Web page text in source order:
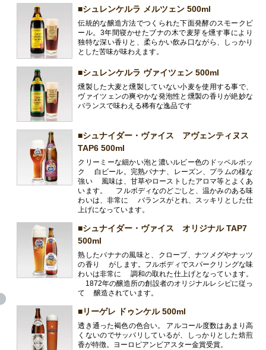
■シュレンケルラ メルツェン 500ml
伝統的な醸造方法でつくられた下面発酵のスモークビ
ール。3年間寝かせたブナの木で麦芽を燻す事により
独特な深い香りと、柔らかい飲み口ながら、しっかり
とした苦味が味わえます。
■シュレンケルラ ヴァイツェン 500ml
燻製した大麦と燻製していない小麦を使用する事で、
ヴァイツェンの爽やかな発泡性と燻製の香りが絶妙な
バランスで味わえる稀有な逸品です
■シュナイダー・ヴァイス アヴェンティヌス
TAP6 500ml
クリーミーな細かい泡と濃いルビー色のドッペルボッ
ク 白ビール。完熟バナナ、レーズン、プラムの様な
強い 風味は、甘草やローストしたアロマ等とよくあ
います。 フルボディなのどごしと、温かみのある味
わいは、非常に バランスがとれ、スッキリとした仕
上げになっています。
■シュナイダー・ヴァイス オリジナル TAP7
500ml
熟したバナナの風味と、クローブ、ナツメグやナッツ
の香り がします。フルボディでスパークリングな味
わいは非常に 調和の取れた仕上げとなっています。
1872年の醸造所の創設者のオリジナルレシピに従っ
て 醸造されています。
■リーゲレ ドゥンケル 500ml
透き通った褐色の色合い。 アルコール度数はあまり高
くないのでサッパリしているが、しっかりとした焙煎
香が特徴。ヨーロピアンビアスター金賞受賞。